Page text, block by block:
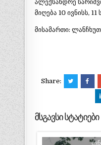
ალექსანდრე
მიღება 10 ივნისს,
მისამართი:
Share:
მსგავსი სტატიები